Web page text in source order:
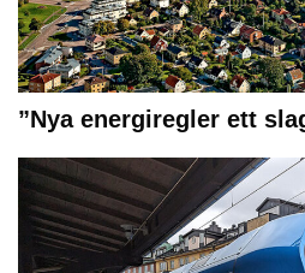
”Nya energiregler ett